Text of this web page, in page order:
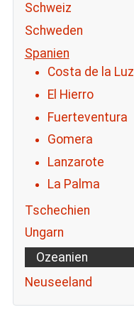
Schweiz
Schweden
Spanien
Costa de la Luz
El Hierro
Fuerteventura
Gomera
Lanzarote
La Palma
Tschechien
Ungarn
Ozeanien
Neuseeland